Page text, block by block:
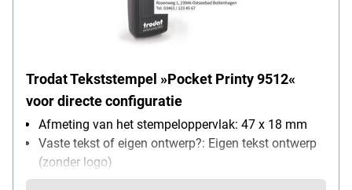
Trodat Tekststempel »Pocket Printy 9512«
voor directe configuratie
Afmeting van het stempeloppervlak: 47 x 18 mm
Vaste tekst of eigen ontwerp?: Eigen tekst ontwerp
(zonder logo)
zelfinktend: Ja